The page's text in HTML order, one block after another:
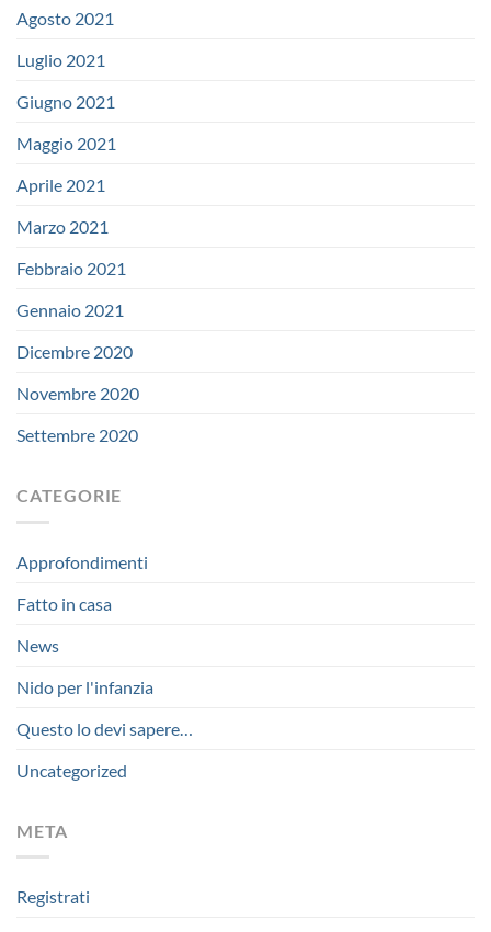
Agosto 2021
Luglio 2021
Giugno 2021
Maggio 2021
Aprile 2021
Marzo 2021
Febbraio 2021
Gennaio 2021
Dicembre 2020
Novembre 2020
Settembre 2020
CATEGORIE
Approfondimenti
Fatto in casa
News
Nido per l'infanzia
Questo lo devi sapere…
Uncategorized
META
Registrati